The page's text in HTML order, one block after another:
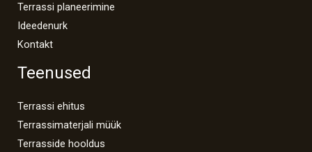
Terrassi planeerimine
Ideedenurk
Kontakt
Teenused
Terrassi ehitus
Terrassimaterjali müük
Terrasside hooldus